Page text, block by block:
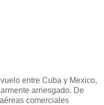
entre Cuba y Mexico,
arriesgado. De
comerciales